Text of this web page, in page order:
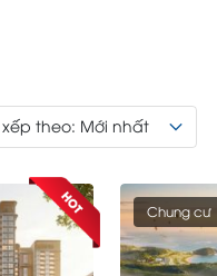
theo: Mới nhất
Chung cư